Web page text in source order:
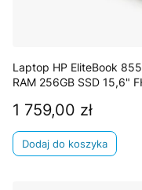
Laptop HP EliteBook
RAM 256GB SSD 15,6"
Cena
1 759,00 zł
Dodaj do koszyka